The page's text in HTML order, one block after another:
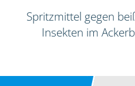
Spritzmittel gegen
Insekten im